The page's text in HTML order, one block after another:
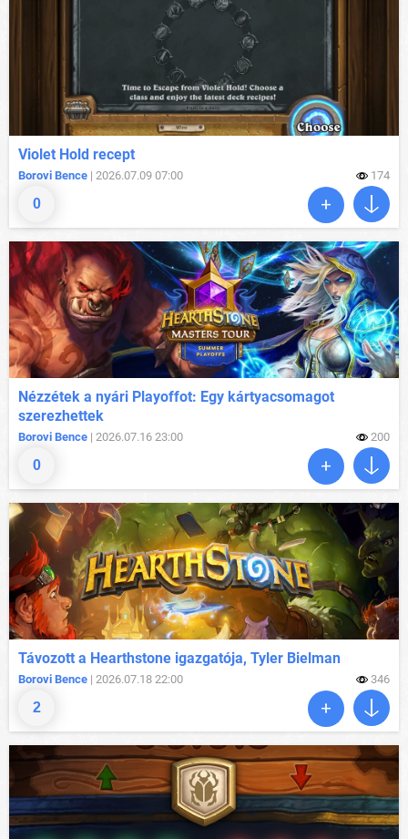
0
Violet Hold recept
Borovi Bence | 2026.07.09 07:00 174
0
Nézzétek a nyári Playoffot: Egy kártyacsomagot
szerezhettek
Borovi Bence | 2026.07.16 23:00 200
2
Távozott a Hearthstone igazgatója, Tyler Bielman
Borovi Bence | 2026.07.18 22:00 346